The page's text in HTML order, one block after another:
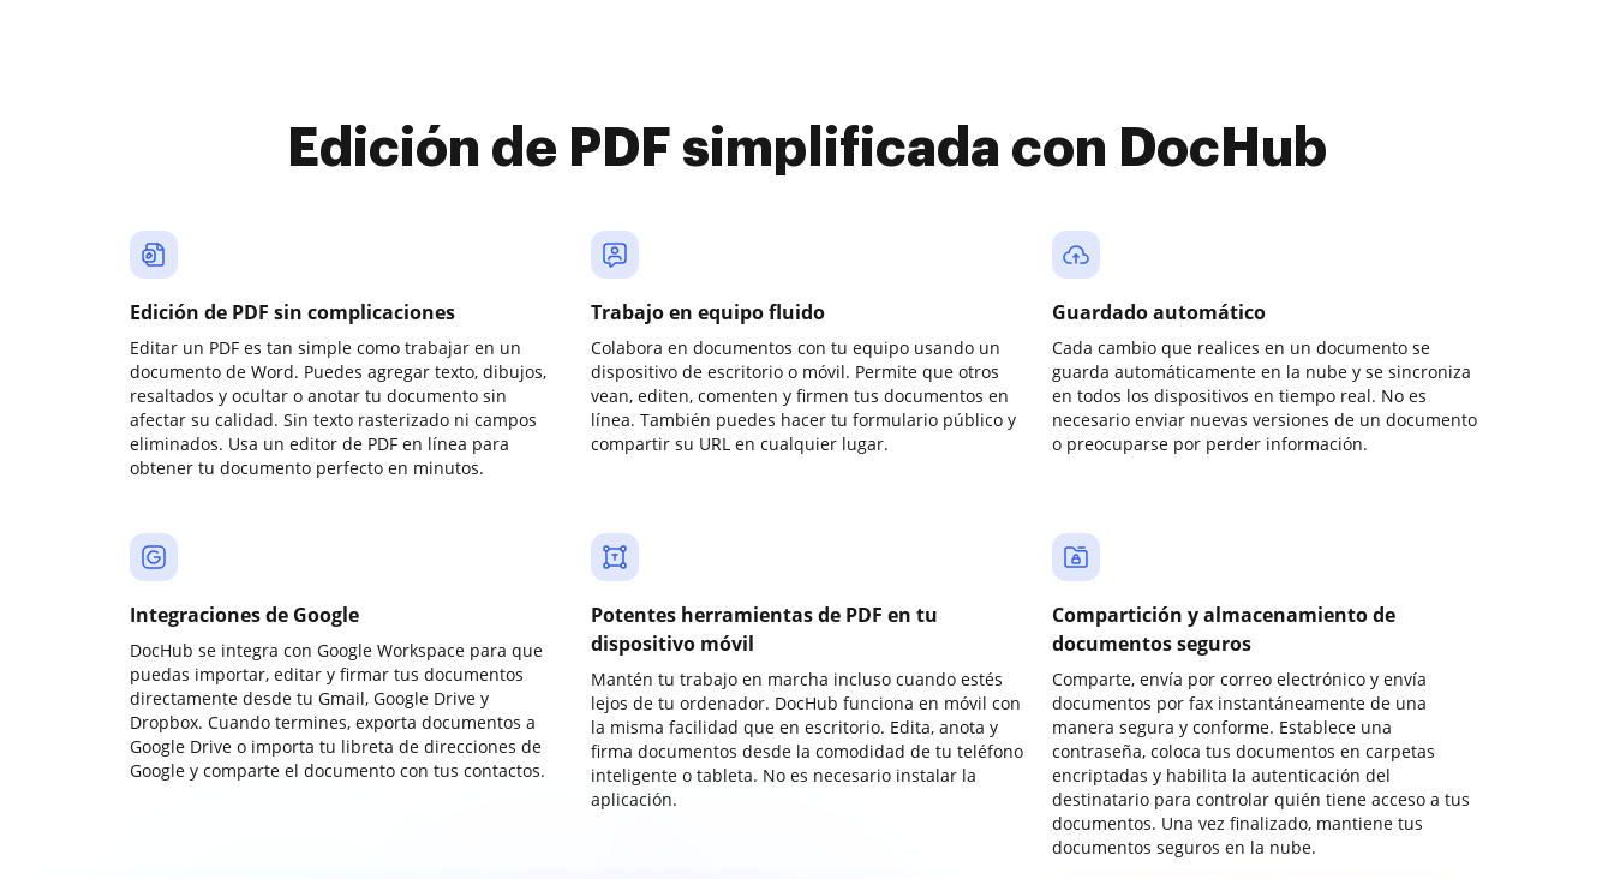
Edición de PDF simplificada con DocHub
Edición de PDF sin complicaciones
Editar un PDF es tan simple como trabajar en un
documento de Word. Puedes agregar texto, dibujos,
resaltados y ocultar o anotar tu documento sin
afectar su calidad. Sin texto rasterizado ni campos
eliminados. Usa un editor de PDF en línea para
obtener tu documento perfecto en minutos.
Trabajo en equipo fluido
Colabora en documentos con tu equipo usando un
dispositivo de escritorio o móvil. Permite que otros
vean, editen, comenten y firmen tus documentos en
línea. También puedes hacer tu formulario público y
compartir su URL en cualquier lugar.
Guardado automático
Cada cambio que realices en un documento se
guarda automáticamente en la nube y se sincroniza
en todos los dispositivos en tiempo real. No es
necesario enviar nuevas versiones de un documento
o preocuparse por perder información.
Integraciones de Google
DocHub se integra con Google Workspace para que
puedas importar, editar y firmar tus documentos
directamente desde tu Gmail, Google Drive y
Dropbox. Cuando termines, exporta documentos a
Google Drive o importa tu libreta de direcciones de
Google y comparte el documento con tus contactos.
Potentes herramientas de PDF en tu
dispositivo móvil
Mantén tu trabajo en marcha incluso cuando estés
lejos de tu ordenador. DocHub funciona en móvil con
la misma facilidad que en escritorio. Edita, anota y
firma documentos desde la comodidad de tu teléfono
inteligente o tableta. No es necesario instalar la
aplicación.
Compartición y almacenamiento de
documentos seguros
Comparte, envía por correo electrónico y envía
documentos por fax instantáneamente de una
manera segura y conforme. Establece una
contraseña, coloca tus documentos en carpetas
encriptadas y habilita la autenticación del
destinatario para controlar quién tiene acceso a tus
documentos. Una vez finalizado, mantiene tus
documentos seguros en la nube.